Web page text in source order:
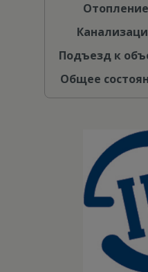
Отопление
Подъезд к
Общее